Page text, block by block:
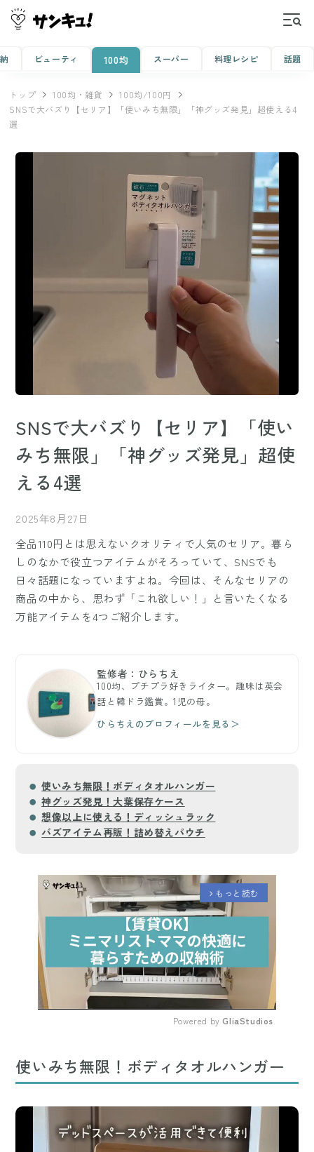
ビューティ 100均 スーパー 料理レシピ 話題
トップ 100均・雑貨
100均/100円
SNSで大バズり【セリア】「使いみち無限」「神グッズ発見」超使える4
選
SNSで大バズり【セリア】「使い
みち無限」「神グッズ発見」超使
える4選
2025年8月27日
全品110円とは思えないクオリティで人気のセリア。暮ら
しのなかで役立つアイテムがそろっていて、SNSでも
日々話題になっていますよね。今回は、そんなセリアの
商品の中から、思わず「これ欲しい！」と言いたくなる
万能アイテムを4つご紹介します。
監修者：ひらちえ
100均、プチプラ好きライター。趣味は英会
話と韓ドラ鑑賞。1児の母。
ひらちえのプロフィールを見る＞
使いみち無限！ボディタオルハンガー
神グッズ発見！大葉保存ケース
想像以上に使える！ディッシュラック
バズアイテム再販！詰め替えパウチ
arrow_forward_ios もっと読む
Powered by GliaStudios
使いみち無限！ボディタオルハンガー